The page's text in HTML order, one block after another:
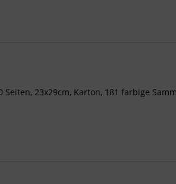
23x29cm, Karton, 181 farbige